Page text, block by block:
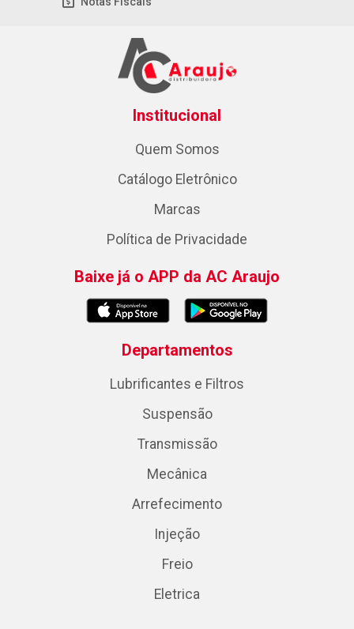
Institucional
Quem Somos
Catálogo Eletrônico
Marcas
Política de Privacidade
Baixe já o APP da AC Araujo
Departamentos
Lubrificantes e Filtros
Suspensão
Transmissão
Mecânica
Arrefecimento
Injeção
Freio
Eletrica